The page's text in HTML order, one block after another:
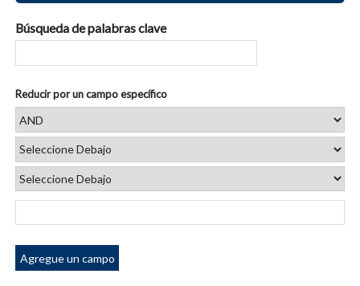
Búsqueda de palabras clave
Reducir por un campo específico
Agregue un campo